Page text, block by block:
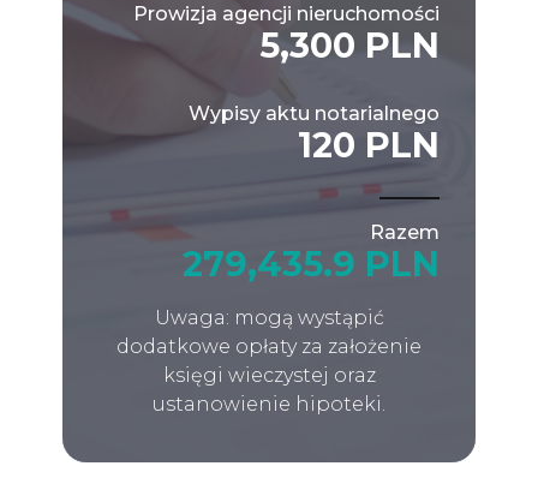
Prowizja agencji nieruchomości
5,300 PLN
Wypisy aktu notarialnego
120 PLN
Razem
279,435.9 PLN
Uwaga: mogą wystąpić
dodatkowe opłaty za założenie
księgi wieczystej oraz
ustanowienie hipoteki.